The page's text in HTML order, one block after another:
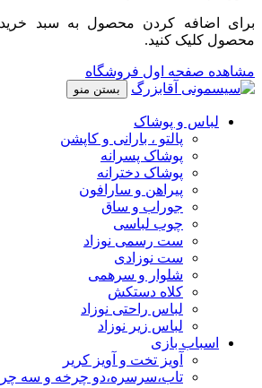
برای اضافه کردن محصول به سبد
محصول کلیک کنید.
مشاهده صفحه اول فروشگاه
بستن منو
لباس و پوشاک
پالتو ، بارانی و کاپشن
پوشاک پسرانه
پوشاک دخترانه
پیراهن و سارافون
جوراب و ساق
چوب لباسی
ست رسمی نوزاد
ست نوزادی
شلوار و سرهمی
کلاه دستکش
لباس راحتی نوزاد
لباس زیر نوزاد
اسباب بازی
آویز تخت و آویز کریر
تاب،سرسره،دو چرخه و سه